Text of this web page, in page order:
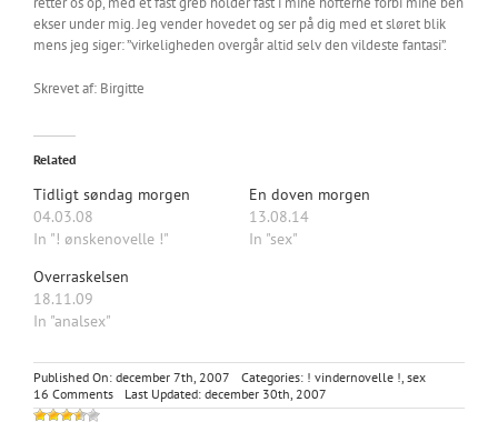
ekser under mig. Jeg vender hovedet og ser på dig med et sløret blik
mens jeg siger: ”virkeligheden overgår altid selv den vildeste fantasi”.
Skrevet af: Birgitte
Related
Tidligt søndag morgen
04.03.08
In "! ønskenovelle !"
En doven morgen
13.08.14
In "sex"
Overraskelsen
18.11.09
In "analsex"
Published On: december 7th, 2007 Categories: ! vindernovelle !, sex
16 Commentson
Endelig
Last Updated: december 30th, 2007